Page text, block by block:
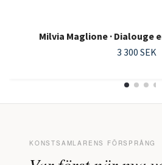
Milvia Maglione · Dialouge
3 300 SEK
KONSTSAMLARENS FÖRSPRÅNG